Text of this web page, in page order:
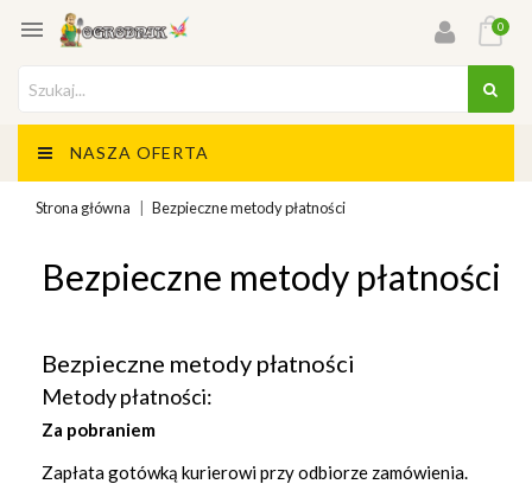
 0
NASZA OFERTA
Strona główna Bezpieczne metody płatności
Bezpieczne metody płatności
Bezpieczne metody płatności
Metody płatności:
Za pobraniem
Zapłata gotówką kurierowi przy odbiorze zamówienia.